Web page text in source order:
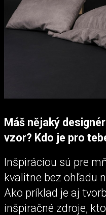
Máš nějaký
vzor? Kdo je pro
Inšpiráciou sú pre
kvalitne bez ohľadu
Ako príklad je aj
inšpiračné zdroje,